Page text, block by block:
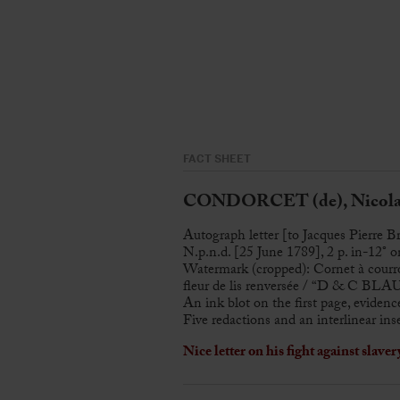
FACT SHEET
CONDORCET (de),
Autograph letter [to Jacques Pierre
N.p.n.d. [25 June 1789], 2 p. in-12°
Watermark (cropped): Cornet à
fleur de lis renversée / “D & C
An ink blot on the first page,
Five redactions and an interlinear
Nice letter on his fight against